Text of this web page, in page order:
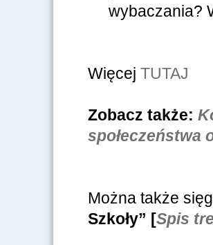
wybaczania?
Więcej TUTAJ
Zobacz także:
społeczeństwa
Można także
Szkoły” [Spis